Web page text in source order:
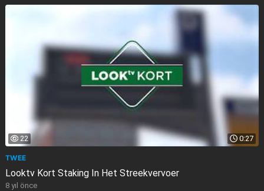
0:27
22
TWEE
Looktv Kort Staking In Het Streekvervoer
8 yıl önce